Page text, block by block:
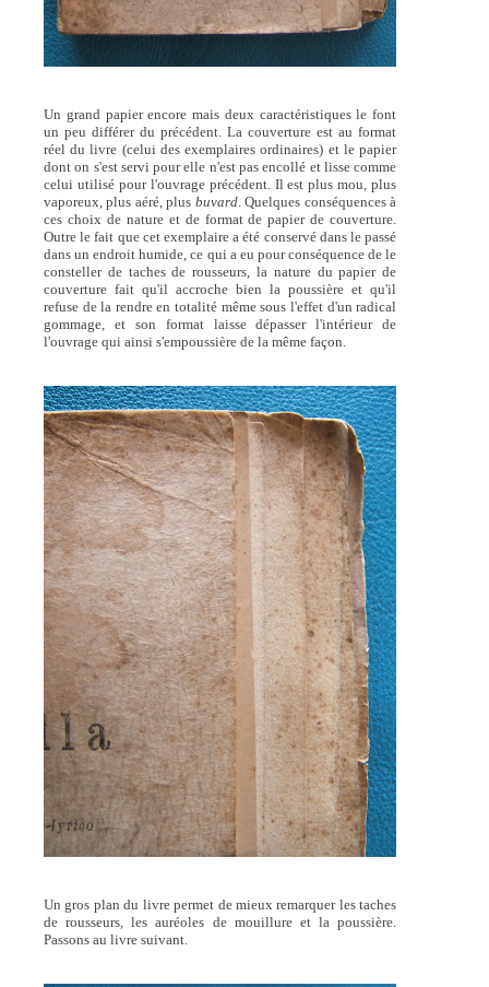
Un grand papier encore mais deux caractéristiques le font
un peu différer du précédent. La couverture est au format
réel du livre (celui des exemplaires ordinaires) et le papier
dont on s'est servi pour elle n'est pas encollé et lisse comme
celui utilisé pour l'ouvrage précédent. Il est plus mou, plus
vaporeux, plus aéré, plus buvard. Quelques conséquences à
ces choix de nature et de format de papier de couverture.
Outre le fait que cet exemplaire a été conservé dans le passé
dans un endroit humide, ce qui a eu pour conséquence de le
consteller de taches de rousseurs, la nature du papier de
couverture fait qu'il accroche bien la poussière et qu'il
refuse de la rendre en totalité même sous l'effet d'un radical
gommage, et son format laisse dépasser l'intérieur de
l'ouvrage qui ainsi s'empoussière de la même façon.
Un gros plan du livre permet de mieux remarquer les taches
de rousseurs, les auréoles de mouillure et la poussière.
Passons au livre suivant.